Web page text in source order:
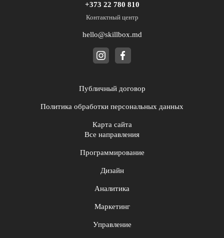
+373 22 780 810
Контактный центр
hello@skillbox.md
Публичный договор
Политика обработки персональных данных
Карта сайта
Все направления
Программирование
Дизайн
Аналитика
Маркетинг
Управление